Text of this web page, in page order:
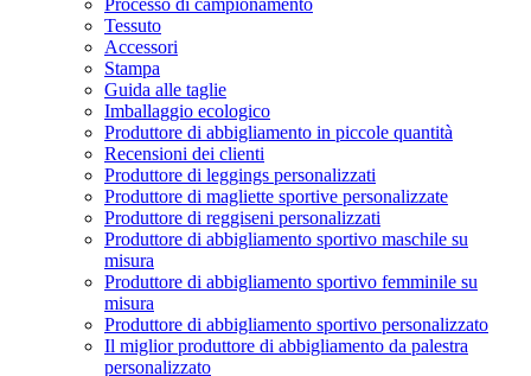
Processo di campionamento
Tessuto
Accessori
Stampa
Guida alle taglie
Imballaggio ecologico
Produttore di abbigliamento in piccole quantità
Recensioni dei clienti
Produttore di leggings personalizzati
Produttore di magliette sportive personalizzate
Produttore di reggiseni personalizzati
Produttore di abbigliamento sportivo maschile su
misura
Produttore di abbigliamento sportivo femminile su
misura
Produttore di abbigliamento sportivo personalizzato
Il miglior produttore di abbigliamento da palestra
personalizzato